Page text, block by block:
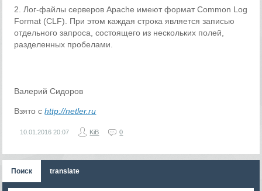
2. Лог-файлы серверов Apache имеют формат Common Log
Format (CLF). При этом каждая строка является записью
отдельного запроса, состоящего из нескольких полей,
разделенных пробелами.
Валерий Сидоров
Взято сhttp://netler.ru
10.01.2016 20:07 KiB 0
Поиск translate